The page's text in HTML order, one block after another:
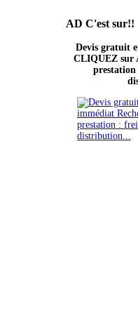
AD C'est sur!!
Devis gratuit
CLIQUEZ sur
prestation